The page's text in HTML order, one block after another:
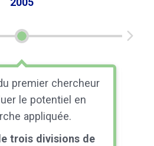
premier chercheur
le potentiel en
appliquée.
trois divisions de